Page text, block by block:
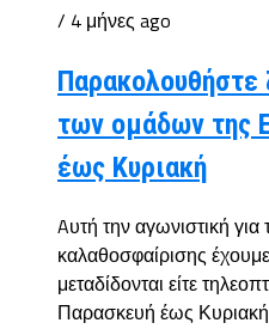
/ 4 μήνες ago
Παρακολουθήστε
των ομάδων της
έως Κυριακή
Aυτή την αγωνιστική για
καλαθοσφαίρισης
μεταδίδονται είτε
Παρασκευή έως